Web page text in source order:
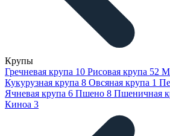
Крупы
Гречневая крупа 10 Рисовая крупа 52
Кукурузная крупа 8 Овсяная крупа 1
Ячневая крупа 6 Пшено 8 Пшеничная
Киноа 3